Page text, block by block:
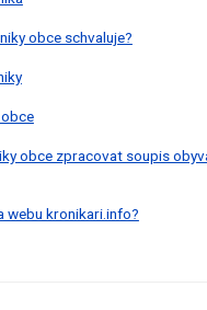
obce schvaluje?
obce zpracovat soupis
webu kronikari.info?